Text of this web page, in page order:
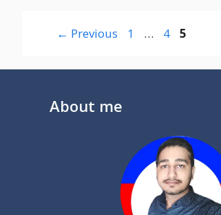
← Previous Page
1 … Page
4 Page
5
About me